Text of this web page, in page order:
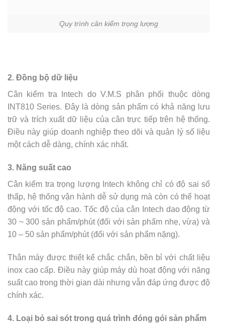
Quy trình cân kiểm trọng lượng
2. Đồng bộ dữ liệu
Cân kiểm tra Intech do V.M.S phân phối thuộc dòng
INT810 Series. Đây là dòng sản phẩm có khả năng lưu
trữ và trích xuất dữ liệu của cân trực tiếp trên hệ thống.
Điều này giúp doanh nghiệp theo dõi và quản lý số liệu
một cách dễ dàng, chính xác nhất.
3. Năng suất cao
Cân kiểm tra trọng lượng Intech không chỉ có độ sai số
thấp, hệ thống vận hành dễ sử dụng mà còn có thể hoạt
động với tốc độ cao. Tốc độ của cân Intech dao động từ
30 ~ 300 sản phẩm/phút (đối với sản phẩm nhẹ, vừa) và
10 – 50 sản phẩm/phút (đối với sản phẩm nặng).
Thân máy được thiết kế chắc chắn, bền bỉ với chất liệu
inox cao cấp. Điều này giúp máy dù hoạt động với năng
suất cao trong thời gian dài nhưng vẫn đáp ứng được độ
chính xác.
4. Loại bỏ sai sót trong quá trình đóng gói sản phẩm